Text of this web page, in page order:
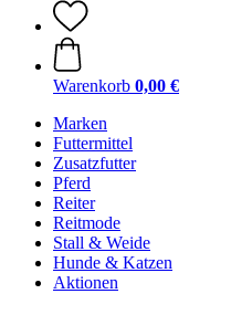
Warenkorb 0,00 €
Marken
Futtermittel
Zusatzfutter
Pferd
Reiter
Reitmode
Stall & Weide
Hunde & Katzen
Aktionen